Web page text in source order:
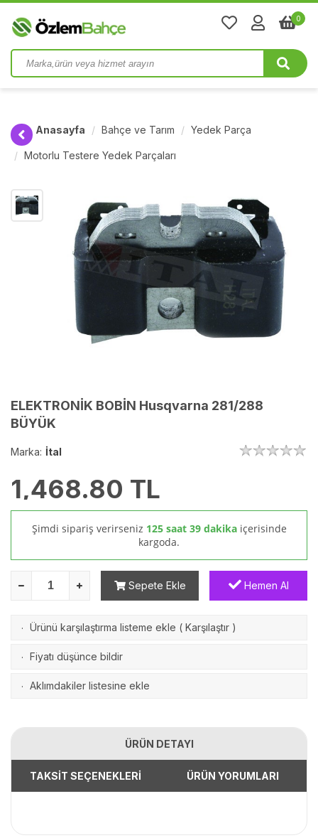
0
Anasayfa Bahçe ve Tarım Yedek Parça
Motorlu Testere Yedek Parçaları
ELEKTRONİK BOBİN Husqvarna 281/288
BÜYÜK
Marka: İtal
1,468.80 TL
Şimdi sipariş verirseniz 125 saat 39 dakika içerisinde
kargoda.
Sepete Ekle Hemen Al
· Ürünü karşılaştırma listeme ekle ( Karşılaştır )
· Fiyatı düşünce bildir
· Aklımdakiler listesine ekle
ÜRÜN DETAYI
TAKSİT SEÇENEKLERİ ÜRÜN YORUMLARI